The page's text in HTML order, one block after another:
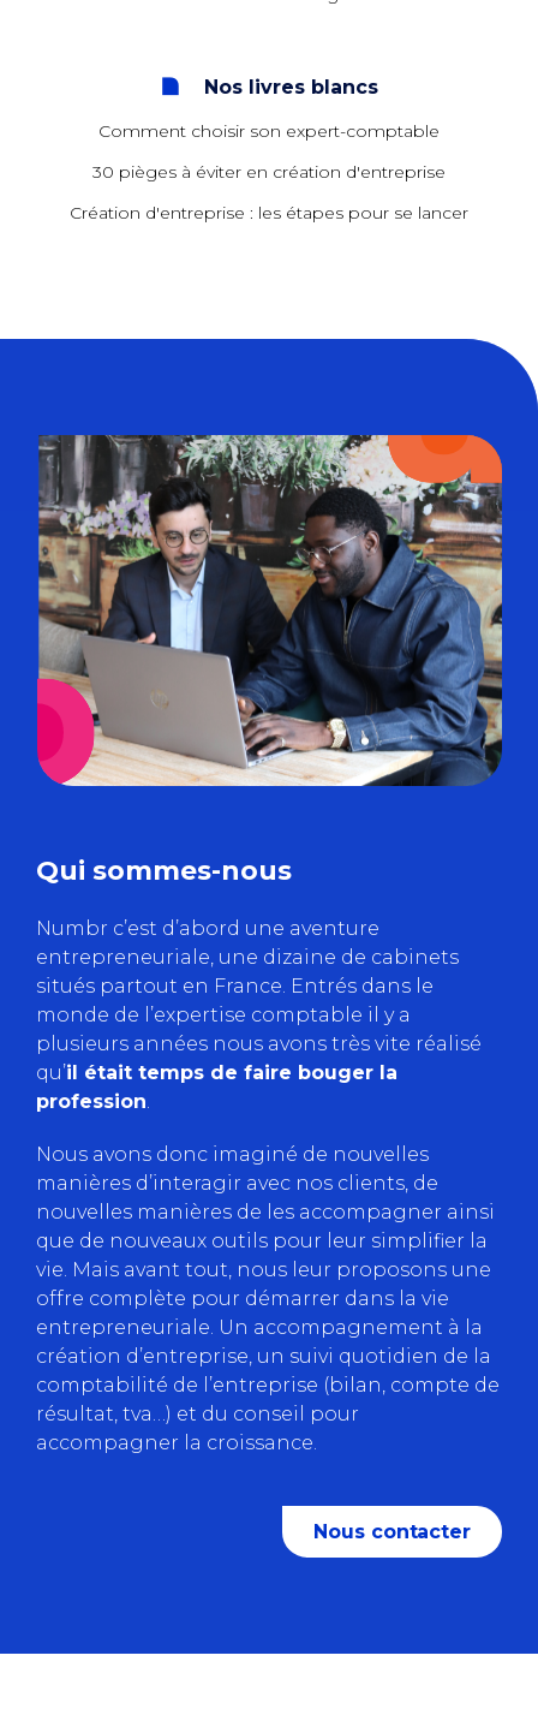
Nos livres blancs
Comment choisir son expert-comptable
30 pièges à éviter en création d'entreprise
Création d'entreprise : les étapes pour se lancer
Qui sommes-nous
Numbr c’est d’abord une aventure
entrepreneuriale, une dizaine de cabinets
situés partout en France. Entrés dans le
monde de l’expertise comptable il y a
plusieurs années nous avons très vite réalisé
qu’il était temps de faire bouger la
profession
Nous avons donc imaginé de nouvelles
manières d’interagir avec nos clients, de
nouvelles manières de les accompagner ainsi
que de nouveaux outils pour leur simplifier la
vie. Mais avant tout, nous leur proposons une
offre complète pour démarrer dans la vie
entrepreneuriale. Un accompagnement à la
création d’entreprise, un suivi quotidien de la
comptabilité de l’entreprise (bilan, compte de
résultat, tva…) et du conseil pour
accompagner la croissance.
Nous contacter